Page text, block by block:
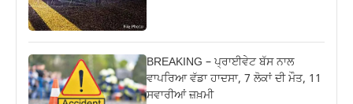
BREAKING – ਪ੍ਰਾਈਵੇਟ ਬੱਸ ਨਾਲ
ਵਾਪਰਿਆ ਵੱਡਾ ਹਾਦਸਾ, 7 ਲੋਕਾਂ ਦੀ ਮੌਤ, 11
ਸਵਾਰੀਆਂ ਜ਼ਖ਼ਮੀ